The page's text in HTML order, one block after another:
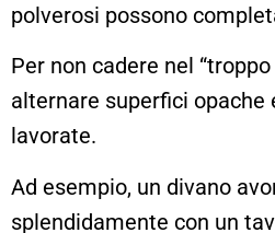
polverosi possono
Per non cadere nel
alternare superfici opache
lavorate.
Ad esempio, un divano
splendidamente con un